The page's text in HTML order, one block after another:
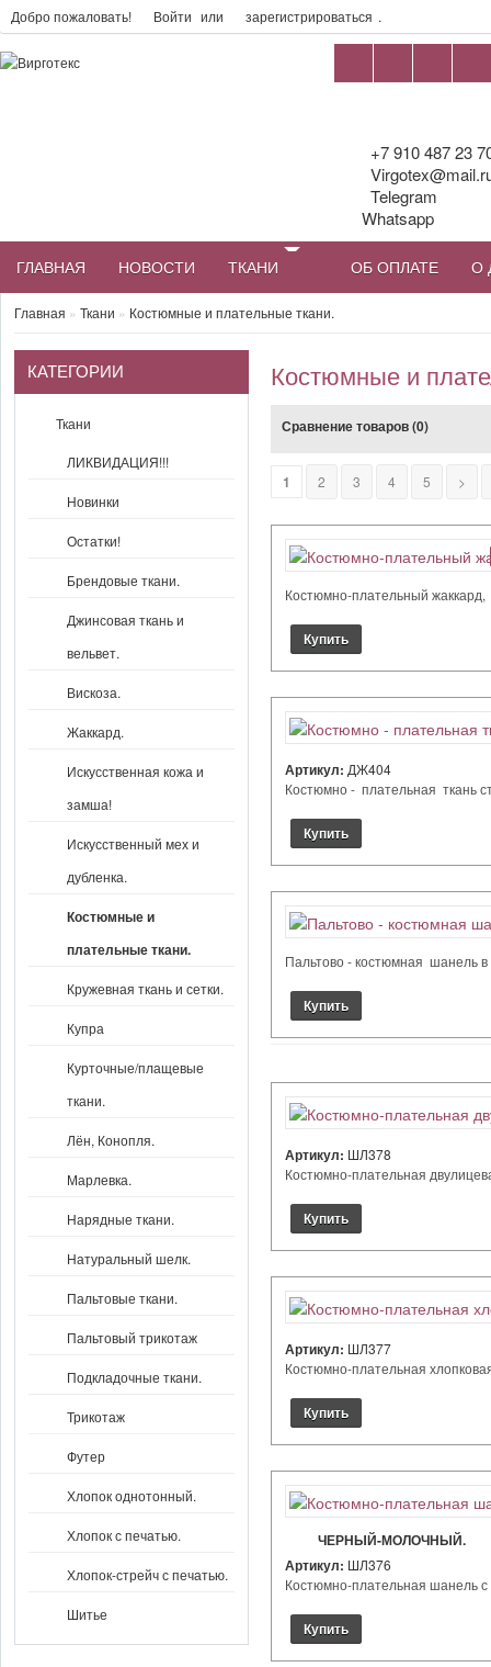
Добро пожаловать! Войти или зарегистрироваться .
+7 910 487 23
Telegram
Whatsapp
ГЛАВНАЯ НОВОСТИ ТКАНИ ОБ ОПЛАТЕ О
Главная » Ткани » Костюмные и плательные ткани.
КАТЕГОРИИ
Ткани
ЛИКВИДАЦИЯ!!!
Новинки
Остатки!
Брендовые ткани.
Джинсовая ткань и
вельвет.
Вискоза.
Жаккард.
Искусственная кожа и
замша!
Искусственный мех и
дубленка.
Костюмные и
плательные ткани.
Кружевная ткань и сетки.
Купра
Курточные/плащевые
ткани.
Лён, Конопля.
Марлевка.
Нарядные ткани.
Натуральный шелк.
Пальтовые ткани.
Пальтовый трикотаж
Подкладочные ткани.
Трикотаж
Футер
Хлопок однотонный.
Хлопок с печатью.
Хлопок-стрейч с печатью.
Шитье
Костюмные и
Сравнение товаров (0)
1 2 3 4 5 >
Костюмно-плательный
Артикул: ДЖ404
Костюмно - плательная ткань
Пальтово - костюмная шанель
Артикул: ШЛ378
Костюмно-плательная
Артикул: ШЛ377
Костюмно-плательная
ЧЕРНЫЙ-МОЛОЧНЫЙ.
Артикул: ШЛ376
Костюмно-плательная шанель